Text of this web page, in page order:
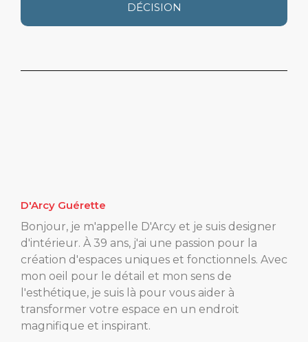
DÉCISION
D'Arcy Guérette
Bonjour, je m'appelle D'Arcy et je suis designer
d'intérieur. À 39 ans, j'ai une passion pour la
création d'espaces uniques et fonctionnels. Avec
mon oeil pour le détail et mon sens de
l'esthétique, je suis là pour vous aider à
transformer votre espace en un endroit
magnifique et inspirant.